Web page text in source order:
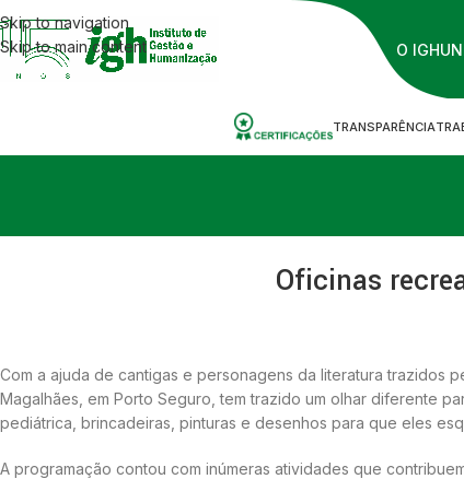
Skip to navigation
Skip to main content
O IGH
TRANSPARÊNCIA
Oficinas
Com a ajuda de cantigas e personagens da literatura trazidos
Magalhães, em Porto Seguro, tem trazido um olhar diferente
pediátrica, brincadeiras, pinturas e desenhos para que eles
A programação contou com inúmeras atividades que